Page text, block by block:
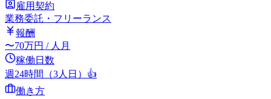
雇用契約
業務委託・フリーランス
報酬
〜70万円 / 人月
稼働日数
週24時間（3人日） 👍
働き方